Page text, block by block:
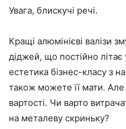
Увага, блискучі речі.
Кращі алюмінієві валізи
діджей, що постійно
естетика бізнес-класу з
також можете її мати.
вартості. Чи варто
на металеву скриньку?